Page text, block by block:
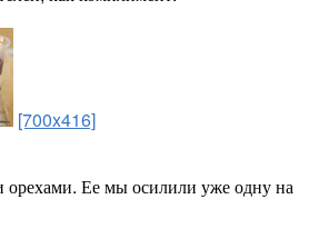
[700x416]
орехами. Ее мы осилили уже одну на